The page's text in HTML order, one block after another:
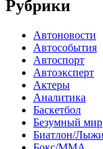
Рубрики
Автоновости
Автособытия
Автоспорт
Автоэксперт
Актеры
Аналитика
Баскетбол
Безумный мир
Биатлон/Лыжи